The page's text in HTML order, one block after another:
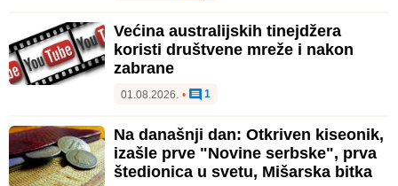
Većina australijskih tinejdžera
koristi društvene mreže i nakon
zabrane
01.08.2026. • 1
Na današnji dan: Otkriven kiseonik,
izašle prve "Novine serbske", prva
štedionica u svetu, Mišarska bitka